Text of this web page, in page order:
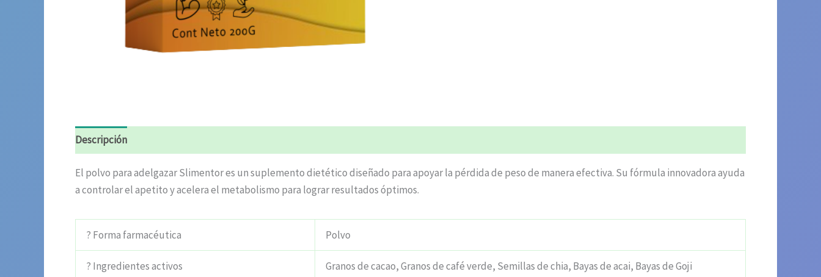
Descripción
El polvo para adelgazar Slimentor es un suplemento dietético diseñado para apoyar la pérdida de peso de manera efectiva. Su fórmula innovadora ayuda
a controlar el apetito y acelera el metabolismo para lograr resultados óptimos.
? Forma farmacéutica Polvo
? Ingredientes activos Granos de cacao, Granos de café verde, Semillas de chia, Bayas de acai, Bayas de Goji